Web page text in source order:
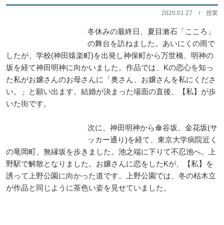
2020.01.27 /授業
冬休みの最終日、夏目漱石「こころ」
の舞台を訪ねました。あいにくの雨で
したが、学校(神田猿楽町)を出発し神保町から万世橋、明神の
坂を経て神田明神に向かいました。作品では、Kの恋心を知っ
た私がお嬢さんのお母さんに「奥さん、お嬢さんを私にくださ
い。」と願い出ます。結婚が決まった場面の直後、【私】が歩
いた街です。
次に、神田明神から傘谷坂、金花坂(サ
ッカー通り)を経て、東京大学病院近く
の竜岡町、無縁坂を歩きました。池之端に下りて不忍池へ。上
野駅で解散となりました。お嬢さんに恋をしたKが、【私】を
誘って上野公園に向かった道です。上野公園では、冬の枯木立
が作品と同じように茶色い姿を見せていました。